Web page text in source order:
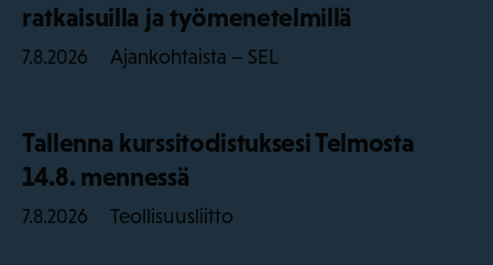
ratkaisuilla ja työmenetelmillä
7.8.2026 Ajankohtaista – SEL
Tallenna kurssitodistuksesi Telmosta
14.8. mennessä
7.8.2026 Teollisuusliitto